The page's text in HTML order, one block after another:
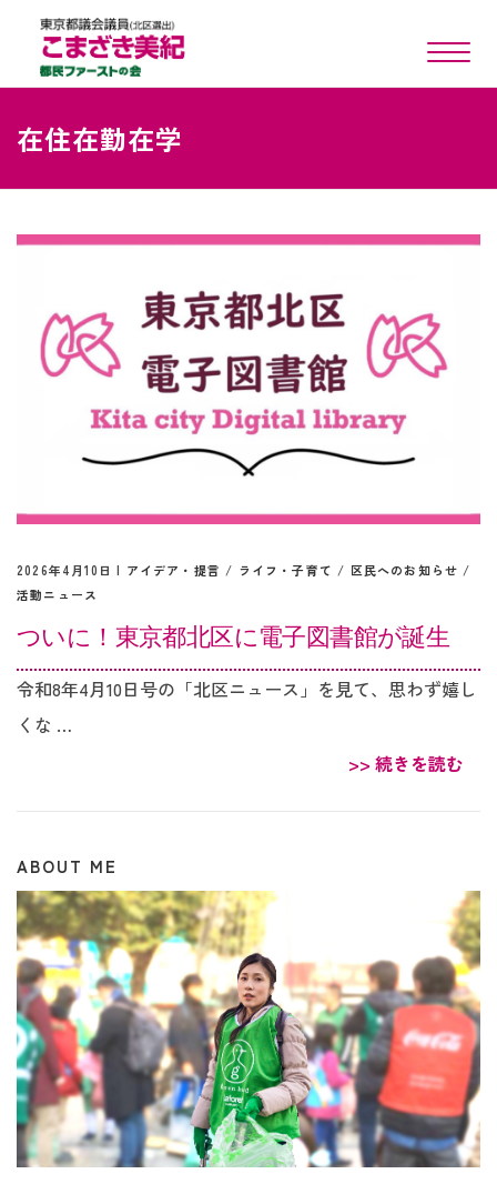
toggle
在住在勤在学
2026年4月10日 | アイデア・提言 / ライフ・子育て / 区民へのお知らせ /
活動ニュース
ついに！東京都北区に電子図書館が誕生
令和8年4月10日号の「北区ニュース」を見て、思わず嬉し
くな …
>> 続きを読む
ABOUT ME